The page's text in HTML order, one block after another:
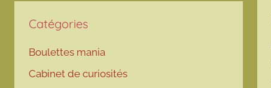
Catégories
Boulettes mania
Cabinet de curiosités